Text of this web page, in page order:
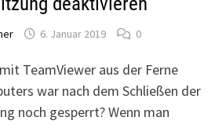
6. Januar 2019 0
TeamViewer aus der Ferne
war nach dem Schließen der
noch gesperrt? Wenn man